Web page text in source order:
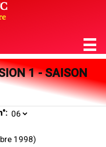
1 - SAISON
1998)